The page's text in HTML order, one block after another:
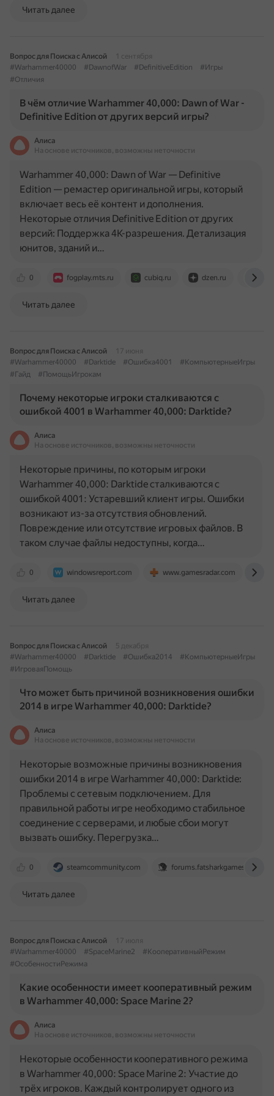
Читать далее
Вопрос для Поиска с Алисой
1 сентября
#Warhammer40000
#DawnofWar #DefinitiveEdition
#Игры
#Отличия
В чём отличие Warhammer 40,000: Dawn of War -
Definitive Edition от других версий игры?
Алиса
На основе источников, возможны неточности
0 fogplay.mts.ru cubiq.ru dzen.ru
Warhammer 40,000: Dawn of War — Definitive
Edition — ремастер оригинальной игры, который
включает весь её контент и дополнения.
Некоторые отличия Definitive Edition от других
версий: Поддержка 4K-разрешения. Детализация
юнитов, зданий и…
Читать далее
Вопрос для Поиска с Алисой
17 июня
#Warhammer40000
#Darktide #Ошибка4001
#КомпьютерныеИгры
#Гайд
#ПомощьИгрокам
Почему некоторые игроки сталкиваются с
ошибкой 4001 в Warhammer 40,000: Darktide?
Алиса
На основе источников, возможны неточности
0 windowsreport.com www.gamesradar.com
Некоторые причины, по которым игроки
Warhammer 40,000: Darktide сталкиваются с
ошибкой 4001: Устаревший клиент игры. Ошибки
возникают из-за отсутствия обновлений.
Повреждение или отсутствие игровых файлов. В
таком случае файлы недоступны, когда…
Читать далее
Вопрос для Поиска с Алисой
5 декабря
#Warhammer40000
#Darktide #Ошибка2014
#КомпьютерныеИгры
#ИгроваяПомощь
Что может быть причиной возникновения ошибки
2014 в игре Warhammer 40,000: Darktide?
Алиса
На основе источников, возможны неточности
0 steamcommunity.com forums.fatsharkgames.com
Некоторые возможные причины возникновения
ошибки 2014 в игре Warhammer 40,000: Darktide:
Проблемы с сетевым подключением. Для
правильной работы игре необходимо стабильное
соединение с серверами, и любые сбои могут
вызвать ошибку. Перегрузка…
Читать далее
Вопрос для Поиска с Алисой
17 июля
#Warhammer40000
#SpaceMarine2
#КооперативныйРежим
#ОсобенностиРежима
Какие особенности имеет кооперативный режим
в Warhammer 40,000: Space Marine 2?
Алиса
На основе источников, возможны неточности
Некоторые особенности кооперативного режима
в Warhammer 40,000: Space Marine 2: Участие до
трёх игроков. Каждый контролирует одного из